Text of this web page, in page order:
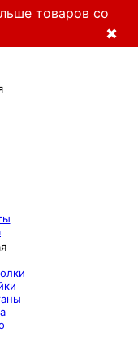
товаров со
✖